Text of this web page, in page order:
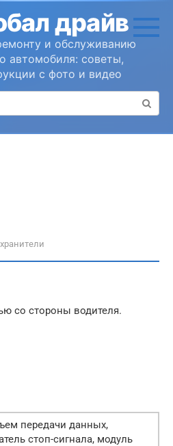
драйв
и обслуживанию
автомобиля: советы,
с фото и видео
со стороны водителя.
передачи данных,
стоп-сигнала, модуль